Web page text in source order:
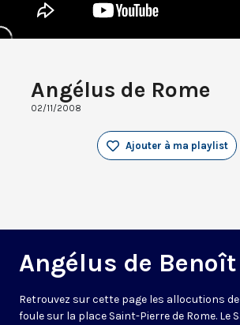
Angélus de Rome
02/11/2008
Ajouter à ma playlist
Angélus de Benoît
Retrouvez sur cette page les allocutions
foule sur la place Saint-Pierre de Rome. Le